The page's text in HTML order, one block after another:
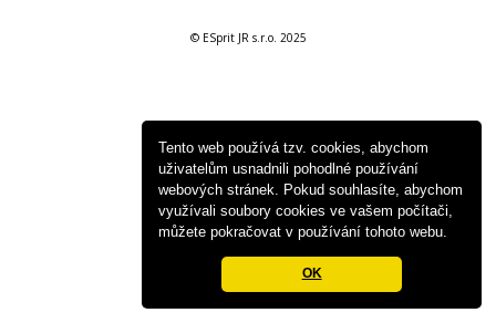
Tento web používá tzv. cookies, abychom
uživatelům usnadnili pohodlné používání
webových stránek. Pokud souhlasíte, abychom
využívali soubory cookies ve vašem počítači,
můžete pokračovat v používání tohoto webu.
OK
© ESprit JR s.r.o. 2025